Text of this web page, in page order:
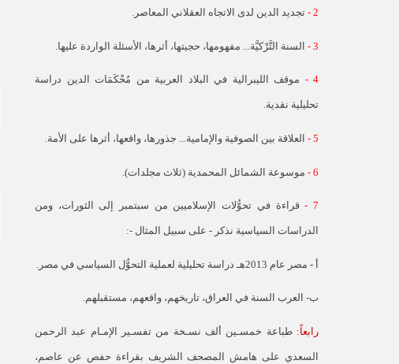
2 - تجديد الدين لدى الاتجاه العقلاني المعاصر.
3 - السنة التَّرْكيَّة... مفهومها، حجيتها، أثرها، الأسئلة الواردة عليها.
4 - موقف الليبرالية في البلاد العربية من مُحْكَمَات الدين دراسة
تحليلية نقدية.
5 - العلاقة بين الصوفية والإمامية... جذورها، واقعها، أثرها على الأمة.
6 - موسوعة الشمائل المحمدية (ثلاث مجلدات).
7 - قراءة في تحوُّلات الإسلاميين من سبتمبر إلى الثورات، ومن
الدراسات السياسية نذكر - على سبيل المثال -:
أ - مصر عام 2013هـ دراسة تحليلية لعملية التحوُّل السياسي في مصر.
ب- العرب السنة في العراق، تاريخهم، واقعهم، مستقبلهم.
رابعاً: طباعة خمسـين ألف نسـخة من تفسـير الإمـام عبد الرحمن
السعدي على هامش المصحف الشريف بقراءة حفص عن عاصم،